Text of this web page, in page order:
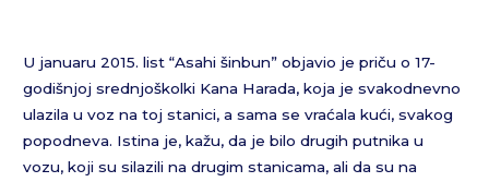
U januaru 2015. list “Asahi šinbun” objavio je priču o 17-
godišnjoj srednjoškolki Kana Harada, koja je svakodnevno
ulazila u voz na toj stanici, a sama se vraćala kući, svakog
popodneva. Istina je, kažu, da je bilo drugih putnika u
vozu, koji su silazili na drugim stanicama, ali da su na